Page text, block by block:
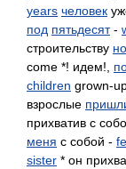
years человек
под пятьдесят-
строительству
come *! идем!,
children grown-
взрослые
прихватив с
меня с собой -
sister * он